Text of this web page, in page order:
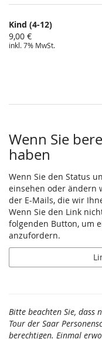
Kind (4-12)
9,00 €
inkl. 7% MwSt.
Wenn Sie
haben
Wenn Sie den Status
einsehen oder ändern
der E-Mails, die wir
Wenn Sie den Link
folgenden Button, um
anzufordern.
Bitte beachten Sie, dass
Tour der Saar
berechtigen. Einmal